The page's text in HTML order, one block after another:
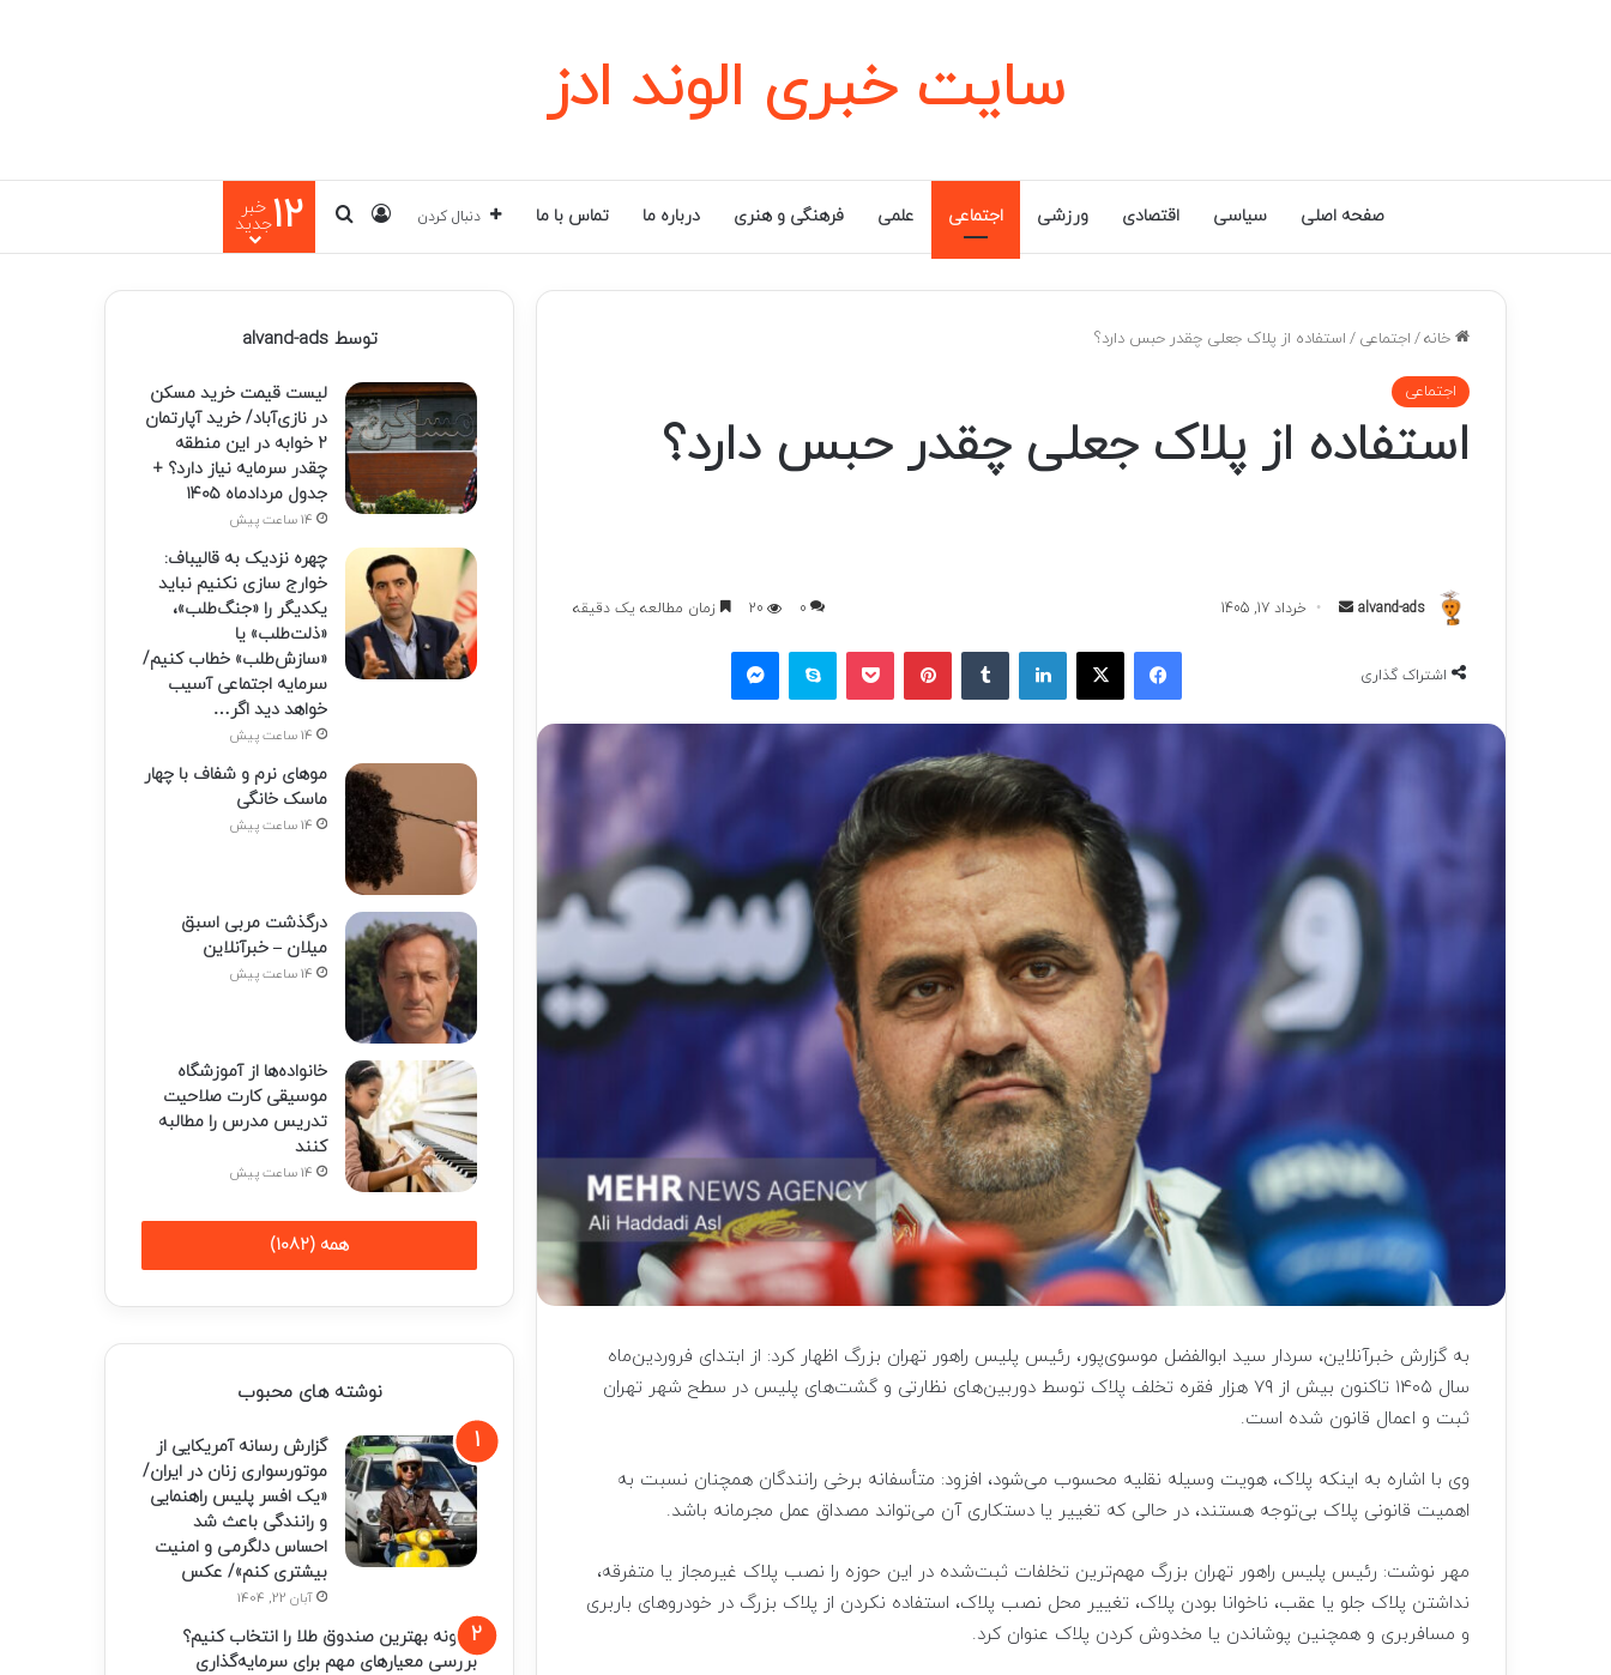
سایت خبری الوند ادز
صفحه اصلی سیاسی اقتصادی ورزشی اجتماعی علمی فرهنگی و هنری درباره ما تماس با ما دنبال کردن ورودجستجو برای
12 خبر
جدید
خانه/ اجتماعی / استفاده از پلاک جعلی چقدر حبس دارد؟
اجتماعی
استفاده از پلاک جعلی چقدر حبس دارد؟
alvand-ads
ارسال خرداد 17, 1405 0
20 زمان مطالعه یک دقیقه
اشتراک گذاری
فیسبوکایکس لینکداینتامبلر پینتریستپاکت اسکایپ مسنجر
به گزارش خبرآنلاین، سردار سید ابوالفضل موسوی‌پور، رئیس پلیس راهور تهران بزرگ اظهار کرد: از ابتدای فروردین‌ماه
سال ۱۴۰۵ تاکنون بیش از ۷۹ هزار فقره تخلف پلاک توسط دوربین‌های نظارتی و گشت‌های پلیس در سطح شهر تهران
ثبت و اعمال قانون شده است.
وی با اشاره به اینکه پلاک، هویت وسیله نقلیه محسوب می‌شود، افزود: متأسفانه برخی رانندگان همچنان نسبت به
اهمیت قانونی پلاک بی‌توجه هستند، در حالی که تغییر یا دستکاری آن می‌تواند مصداق عمل مجرمانه باشد.
مهر نوشت: رئیس پلیس راهور تهران بزرگ مهم‌ترین تخلفات ثبت‌شده در این حوزه را نصب پلاک غیرمجاز یا متفرقه،
نداشتن پلاک جلو یا عقب، ناخوانا بودن پلاک، تغییر محل نصب پلاک، استفاده نکردن از پلاک بزرگ در خودروهای باربری
و مسافربری و همچنین پوشاندن یا مخدوش کردن پلاک عنوان کرد.
توسط alvand-ads
لیست قیمت خرید مسکن
در نازی‌آباد/ خرید آپارتمان
۲ خوابه در این منطقه
چقدر سرمایه نیاز دارد؟ +
جدول مردادماه ۱۴۰۵
14 ساعت پیش
چهره نزدیک به قالیباف:
خوارج سازی نکنیم نباید
یکدیگر را «جنگ‌طلب»،
«ذلت‌طلب» یا
«سازش‌طلب» خطاب کنیم/
سرمایه اجتماعی آسیب
خواهد دید اگر…
14 ساعت پیش
موهای نرم و شفاف با چهار
ماسک خانگی
14 ساعت پیش
درگذشت مربی اسبق
میلان – خبرآنلاین
14 ساعت پیش
خانواده‌ها از آموزشگاه
موسیقی کارت صلاحیت
تدریس مدرس را مطالبه
کنند
14 ساعت پیش
همه (1082)
نوشته های محبوب
گزارش رسانه آمریکایی از
موتورسواری زنان در ایران/
«یک افسر پلیس راهنمایی
و رانندگی باعث شد
احساس دلگرمی و امنیت
بیشتری کنم»/ عکس
آبان 22, 1404
چگونه بهترین صندوق طلا را انتخاب کنیم؟
بررسی معیارهای مهم برای سرمایه‌گذاری